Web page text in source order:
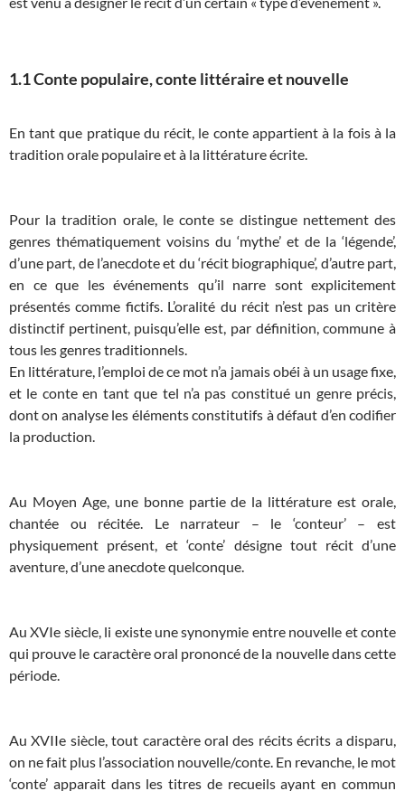
1.1 Conte populaire, conte littéraire et nouvelle
En tant que pratique du récit, le conte appartient à la fois à la
tradition orale populaire et à la littérature écrite.
Pour la tradition orale, le conte se distingue nettement des
genres thématiquement voisins du ‘mythe’ et de la ‘légende’,
d’une part, de l’anecdote et du ‘récit biographique’, d’autre part,
en ce que les événements qu’il narre sont explicitement
présentés comme fictifs. L’oralité du récit n’est pas un critère
distinctif pertinent, puisqu’elle est, par définition, commune à
tous les genres traditionnels.
En littérature, l’emploi de ce mot n’a jamais obéi à un usage fixe,
et le conte en tant que tel n’a pas constitué un genre précis,
dont on analyse les éléments constitutifs à défaut d’en codifier
la production.
Au Moyen Age, une bonne partie de la littérature est orale,
chantée ou récitée. Le narrateur – le ‘conteur’ – est
physiquement présent, et ‘conte’ désigne tout récit d’une
aventure, d’une anecdote quelconque.
Au XVIe siècle, li existe une synonymie entre nouvelle et conte
qui prouve le caractère oral prononcé de la nouvelle dans cette
période.
Au XVIIe siècle, tout caractère oral des récits écrits a disparu,
on ne fait plus l’association nouvelle/conte. En revanche, le mot
‘conte’ apparait dans les titres de recueils ayant en commun